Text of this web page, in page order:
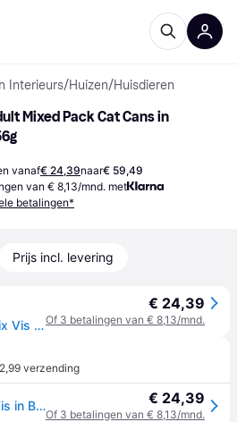
Interieurs/Huizen/Huisdieren
Mixed Pack Cat Cans in
vanaf€ 24,39naar€ 59,49
van € 8,13/mnd. met
betalingen*
Prijs incl. levering
12x156g Applaws Mix Vis in Bouillon Kattenvoer nat
€ 24,39
Of 3 betalingen van € 8,13/mnd.
verzending
12x156g Applaws Mix Vis in Bouillon Kattenvoer nat € 24,39
Of 3 betalingen van € 8,13/mnd.